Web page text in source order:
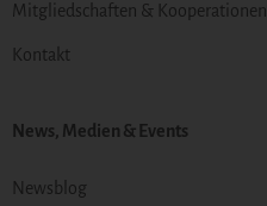
Mitgliedschaften & Kooperationen
Kontakt
News, Medien & Events
Newsblog